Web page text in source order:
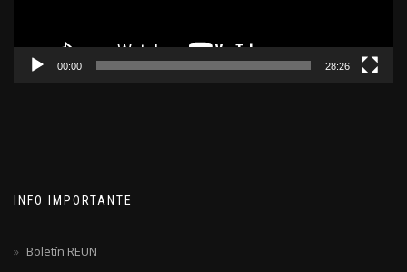
00:00 28:26
INFO IMPORTANTE
Boletín REUN